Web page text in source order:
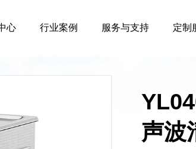
心 行业案例 服务与支持 定制
声波